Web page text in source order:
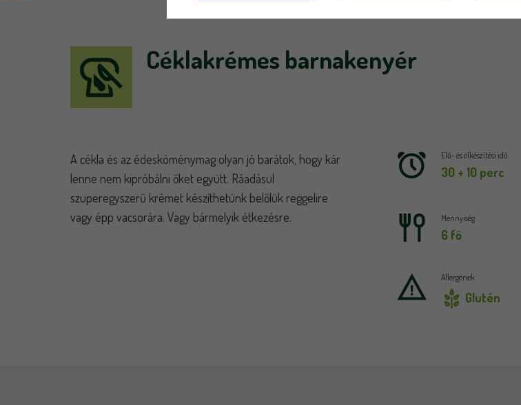
Céklakrémes barnakenyér
A cékla és az édesköménymag olyan jó barátok, hogy kár
lenne nem kipróbálni őket együtt. Ráadásul
szuperegyszerű krémet készíthetünk belőlük reggelire
vagy épp vacsorára. Vagy bármelyik étkezésre.
Elő- és elkészítési idő
30 + 10 perc
Mennyiség
6 fő
Allergének
Glutén